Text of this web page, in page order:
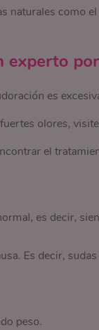
naturales como
experto
es
olores,
el
es decir,
Es decir,
peso.